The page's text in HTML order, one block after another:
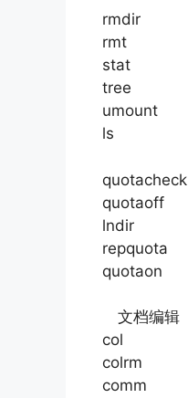
rmdir
rmt
stat
tree
umount
ls
quotacheck
quotaoff
lndir
repquota
quotaon
文档编辑
col
colrm
comm